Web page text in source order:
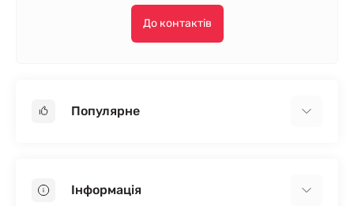
До контактів
Популярне
Пінопласт
Інформація